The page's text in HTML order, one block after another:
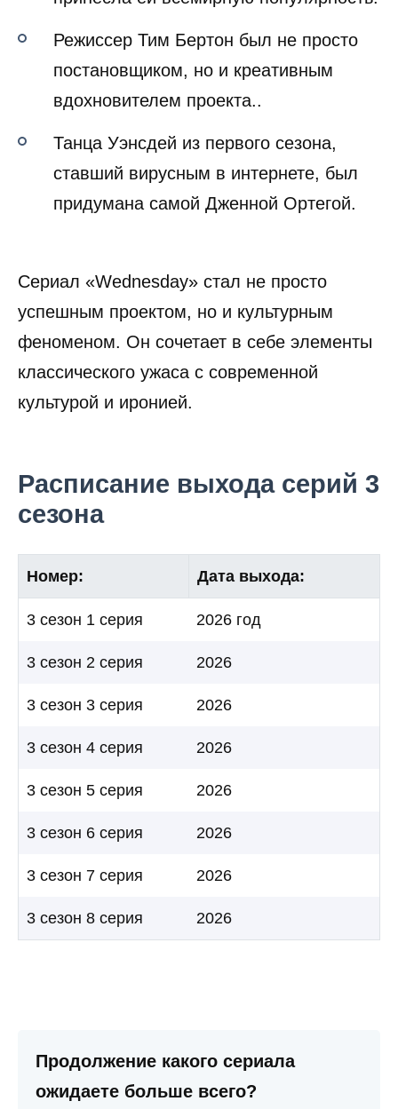
Режиссер Тим Бертон был не просто
постановщиком, но и креативным
вдохновителем проекта..
Танца Уэнсдей из первого сезона,
ставший вирусным в интернете, был
придумана самой Дженной Ортегой.
Сериал «Wednesday» стал не просто
успешным проектом, но и культурным
феноменом. Он сочетает в себе элементы
классического ужаса с современной
культурой и иронией.
Расписание выхода серий 3
сезона
Номер: Дата выхода:
3 сезон 1 серия 2026 год
3 сезон 2 серия 2026
3 сезон 3 серия 2026
3 сезон 4 серия 2026
3 сезон 5 серия 2026
3 сезон 6 серия 2026
3 сезон 7 серия 2026
3 сезон 8 серия 2026
Продолжение какого сериала
ожидаете больше всего?